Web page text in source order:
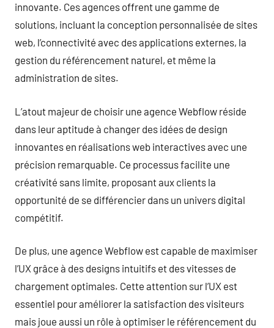
innovante. Ces agences offrent une gamme de
solutions, incluant la conception personnalisée de sites
web, l’connectivité avec des applications externes, la
gestion du référencement naturel, et même la
administration de sites.
L’atout majeur de choisir une agence Webflow réside
dans leur aptitude à changer des idées de design
innovantes en réalisations web interactives avec une
précision remarquable. Ce processus facilite une
créativité sans limite, proposant aux clients la
opportunité de se différencier dans un univers digital
compétitif.
De plus, une agence Webflow est capable de maximiser
l’UX grâce à des designs intuitifs et des vitesses de
chargement optimales. Cette attention sur l’UX est
essentiel pour améliorer la satisfaction des visiteurs
mais joue aussi un rôle à optimiser le référencement du